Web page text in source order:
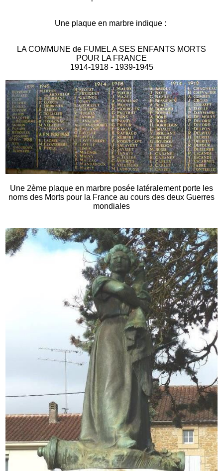
Une plaque en marbre indique :
LA COMMUNE de FUMEL A SES ENFANTS MORTS
POUR LA FRANCE
1914-1918 - 1939-1945
Une 2ème plaque en marbre posée latéralement porte les
noms des Morts pour la France au cours des deux Guerres
mondiales